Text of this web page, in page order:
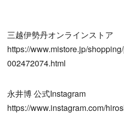
三越伊勢丹オンラインストア
https://www.mistore.jp/
002472074.html
永井博 公式Instagram
https://www.instagram.com/